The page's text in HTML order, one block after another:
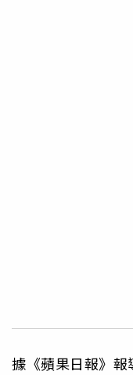
據《蘋果日報》